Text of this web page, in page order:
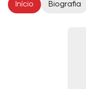
Início Biografia